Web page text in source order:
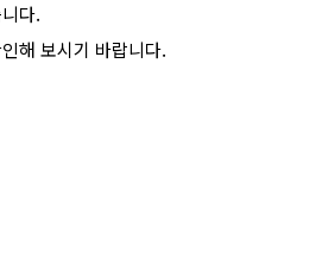
다.
해 보시기 바랍니다.